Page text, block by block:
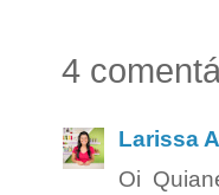
4
Larissa
Oi